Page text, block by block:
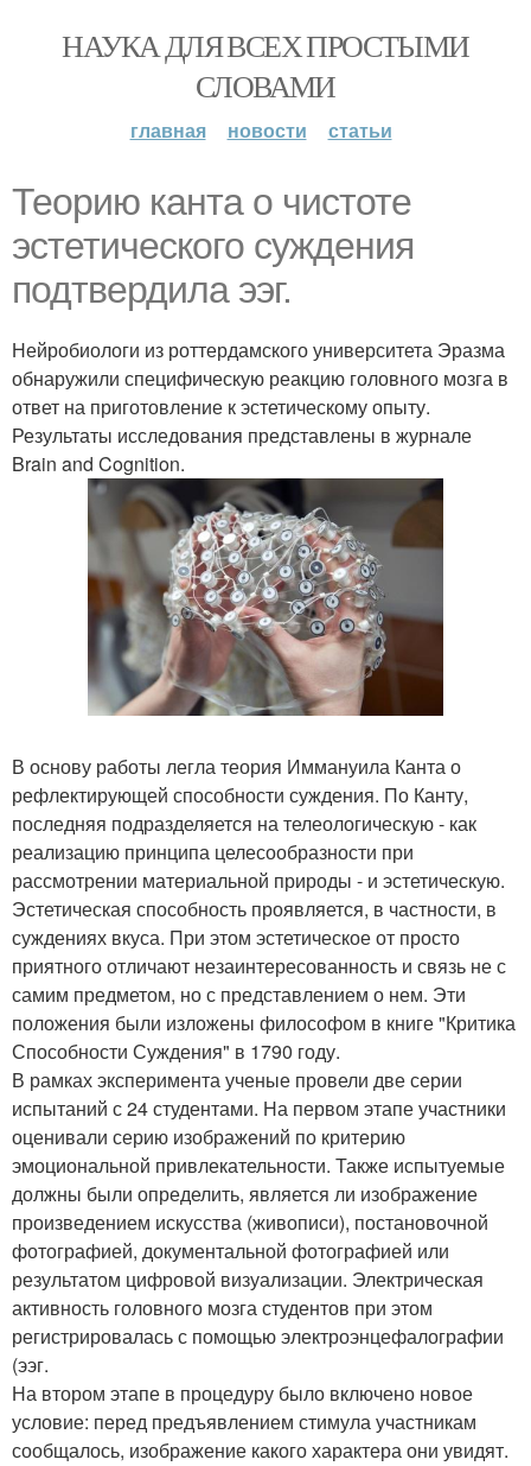
НАУКА ДЛЯ ВСЕХ ПРОСТЫМИ
СЛОВАМИ
главная новости статьи
Теорию канта о чистоте
эстетического суждения
подтвердила ээг.
Нейробиологи из роттердамского университета Эразма
обнаружили специфическую реакцию головного мозга в
ответ на приготовление к эстетическому опыту.
Результаты исследования представлены в журнале
Brain and Cognition.
В основу работы легла теория Иммануила Канта о
рефлектирующей способности суждения. По Канту,
последняя подразделяется на телеологическую - как
реализацию принципа целесообразности при
рассмотрении материальной природы - и эстетическую.
Эстетическая способность проявляется, в частности, в
суждениях вкуса. При этом эстетическое от просто
приятного отличают незаинтересованность и связь не с
самим предметом, но с представлением о нем. Эти
положения были изложены философом в книге "Критика
Способности Суждения" в 1790 году.
В рамках эксперимента ученые провели две серии
испытаний с 24 студентами. На первом этапе участники
оценивали серию изображений по критерию
эмоциональной привлекательности. Также испытуемые
должны были определить, является ли изображение
произведением искусства (живописи), постановочной
фотографией, документальной фотографией или
результатом цифровой визуализации. Электрическая
активность головного мозга студентов при этом
регистрировалась с помощью электроэнцефалографии
(ээг.
На втором этапе в процедуру было включено новое
условие: перед предъявлением стимула участникам
сообщалось, изображение какого характера они увидят.